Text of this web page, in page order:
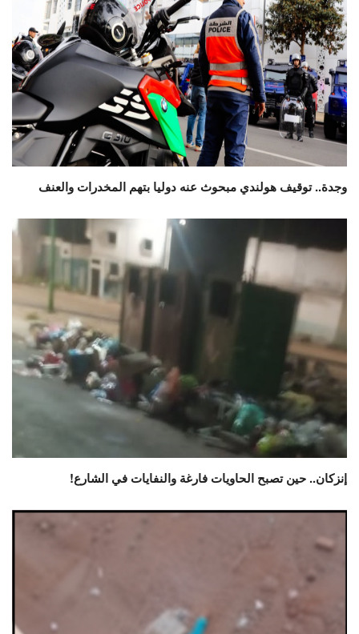
وجدة.. توقيف هولندي مبحوث عنه دوليا بتهم المخدرات والعنف
إنزكان.. حين تصبح الحاويات فارغة والنفايات في الشارع!